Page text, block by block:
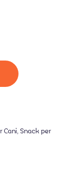
Cani, Snack per